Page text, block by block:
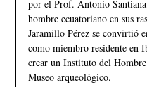
por el Prof. Antonio
hombre ecuatoriano en sus
Jaramillo Pérez se convirtió
como miembro residente en
crear un Instituto del
Museo arqueológico.